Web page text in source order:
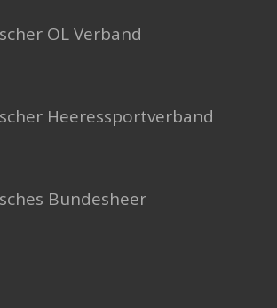
OL Verband
Heeressportverband
Bundesheer